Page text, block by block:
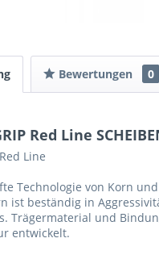
Bewertungen 0
Red Line
Line
Technologie von Korn
ist beständig in
Trägermaterial und
entwickelt.